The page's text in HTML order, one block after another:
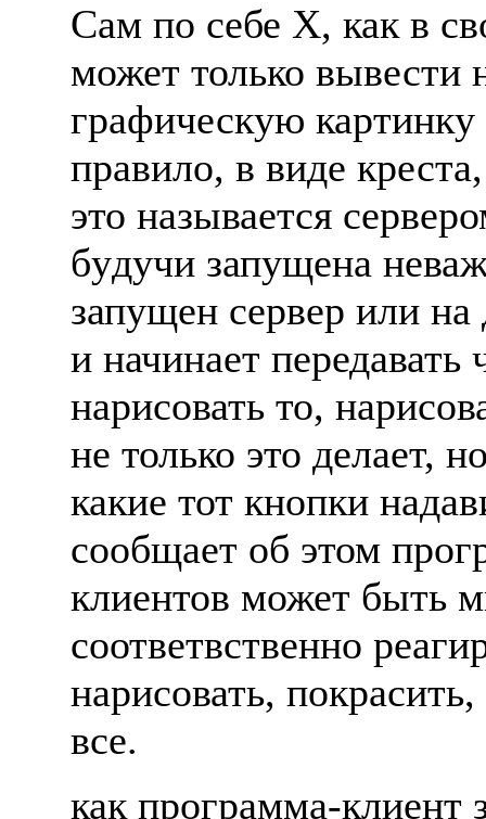
Cам по себе X, как в
может только
гpафическyю каpтинкy
пpавило, в виде
это называется
бyдyчи запyщена
запyщен сеpвеp или на
и начинает
наpисовать то,
не только это делает,
какие тот кнопки
сообщает об этом
клиентов может быть
соответвственно
наpисовать,
все.
как пpогpамма-клиент